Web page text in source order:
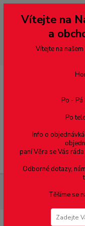
--- pro zákazníky ze
přepněte si e-shop na
dobírky – pokud si z
domluvě zaslána znovu
případě bude zrušena
polopřechodový díl
Vítejte na
a
Vítejte na
Po -
Po
Info o
paní Věra se Vás
Odborné dotazy,
Těšíme se